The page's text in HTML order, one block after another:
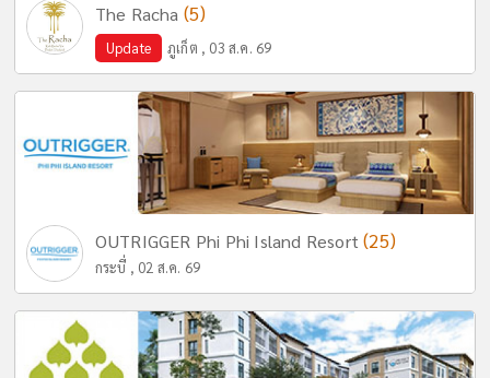
The Racha (5)
Update ภูเก็ต , 03 ส.ค. 69
OUTRIGGER Phi Phi Island Resort(25)
กระบี่ , 02 ส.ค. 69